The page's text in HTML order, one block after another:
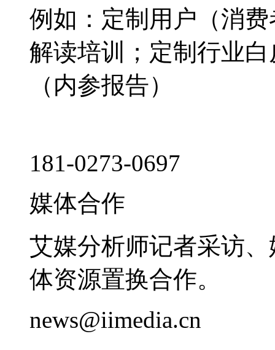
例如：定制用户（消
解读培训；定制行业
（内参报告）
181-0273-0697
媒体合作
艾媒分析师记者采访
体资源置换合作。
news@iimedia.cn